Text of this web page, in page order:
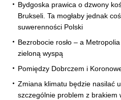
Bydgoska prawica o dzwony
Brukseli. Ta mogłaby jednak
suwerenności Polski
Bezrobocie rosło – a
zieloną wyspą
Pomiędzy Dobrczem i
Zmiana klimatu będzie nasilać
szczególnie problem z brakiem